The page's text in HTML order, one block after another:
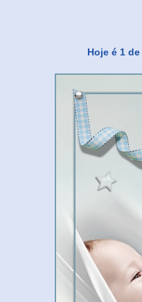
Hoje é 1